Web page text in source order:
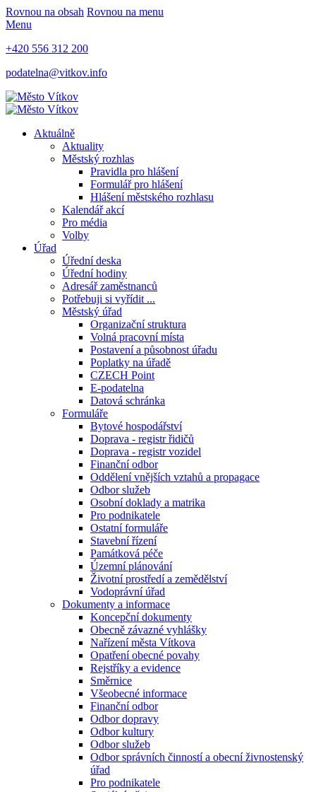
Rovnou na obsah Rovnou na menu
Menu
+420 556 312 200
podatelna@vitkov.info
Aktuálně
Aktuality
Městský rozhlas
Pravidla pro hlášení
Formulář pro hlášení
Hlášení městského rozhlasu
Kalendář akcí
Pro média
Volby
Úřad
Úřední deska
Úřední hodiny
Adresář zaměstnanců
Potřebuji si vyřídit ...
Městský úřad
Organizační struktura
Volná pracovní místa
Postavení a působnost úřadu
Poplatky na úřadě
CZECH Point
E-podatelna
Datová schránka
Formuláře
Bytové hospodářství
Doprava - registr řidičů
Doprava - registr vozidel
Finanční odbor
Oddělení vnějších vztahů a propagace
Odbor služeb
Osobní doklady a matrika
Pro podnikatele
Ostatní formuláře
Stavební řízení
Památková péče
Územní plánování
Životní prostředí a zemědělství
Vodoprávní úřad
Dokumenty a informace
Koncepční dokumenty
Obecně závazné vyhlášky
Nařízení města Vítkova
Opatření obecné povahy
Rejstříky a evidence
Směrnice
Všeobecné informace
Finanční odbor
Odbor dopravy
Odbor kultury
Odbor služeb
Odbor správních činností a obecní živnostenský
úřad
Pro podnikatele